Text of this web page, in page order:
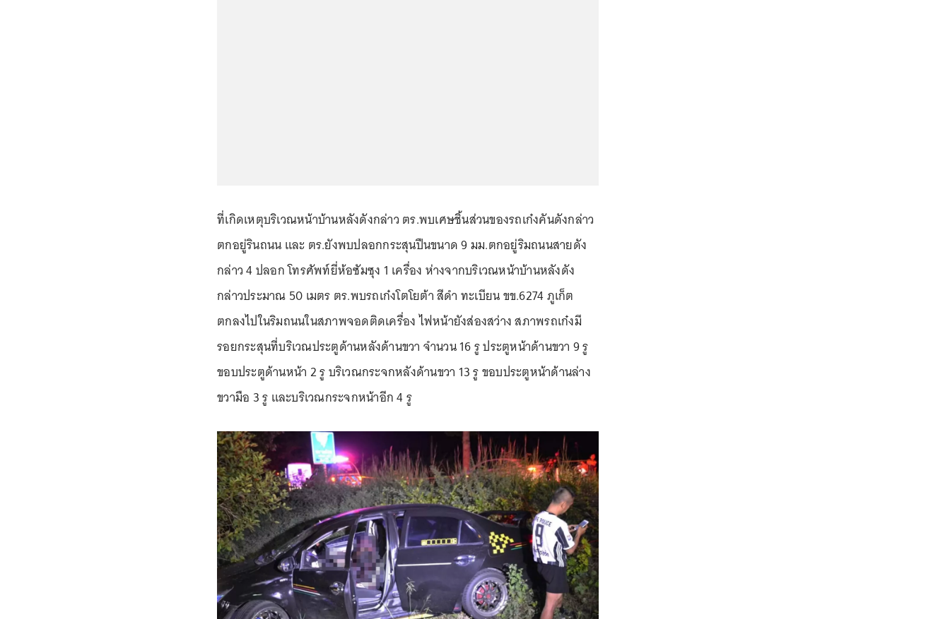
ที่เกิดเหตุบริเวณหน้าบ้านหลังดังกล่าว ตร.พบเศษชิ้นส่วนของรถเก๋งคันดังกล่าว
ตกอยู่รินถนน และ ตร.ยังพบปลอกกระสุนปืนขนาด 9 มม.ตกอยู่ริมถนนสายดัง
กล่าว 4 ปลอก โทรศัพท์ยี่ห้อซัมซุง 1 เครื่อง ห่างจากบริเวณหน้าบ้านหลังดัง
กล่าวประมาณ 50 เมตร ตร.พบรถเก๋งโตโยต้า สีดำ ทะเบียน ขข.6274 ภูเก็ต
ตกลงไปในริมถนนในสภาพจอดติดเครื่อง ไฟหน้ายังส่องสว่าง สภาพรถเก๋งมี
รอยกระสุนที่บริเวณประตูด้านหลังด้านขวา จำนวน 16 รู ประตูหน้าด้านขวา 9 รู
ขอบประตูด้านหน้า 2 รู บริเวณกระจกหลังด้านขวา 13 รู ขอบประตูหน้าด้านล่าง
ขวามือ 3 รู และบริเวณกระจกหน้าอีก 4 รู